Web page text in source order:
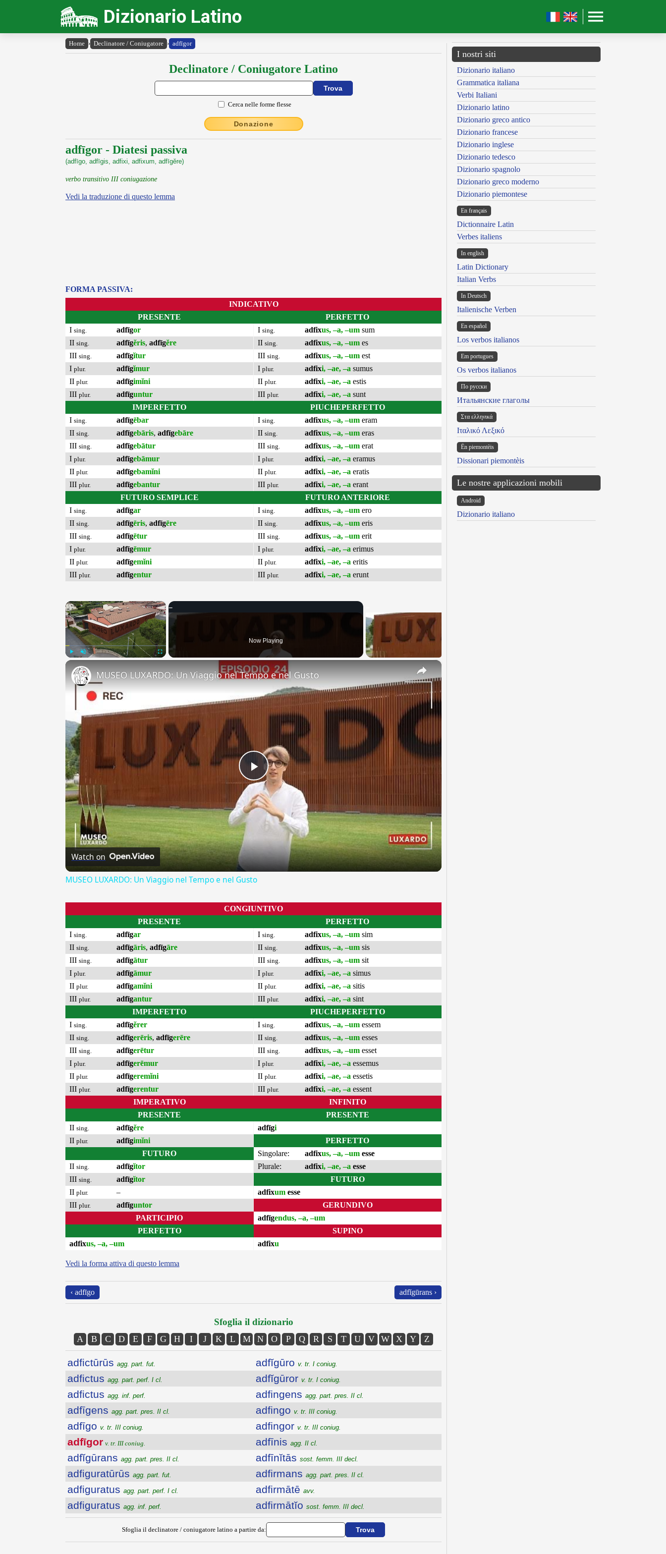
Dizionario Latino
Home › Declinatore / Coniugatore › adfīgor
Declinatore / Coniugatore Latino
Cerca nelle forme flesse
Donazione
adfīgor - Diatesi passiva
(adfīgo, adfīgis, adfixi, adfixum, adfīgĕre)
verbo transitivo III coniugazione
Vedi la traduzione di questo lemma
FORMA PASSIVA:
INDICATIVO
PRESENTE
I sing. adfīgor
II sing. adfīgĕris, adfīgĕre
III sing. adfīgĭtur
I plur. adfīgĭmur
II plur. adfīgimĭni
III plur. adfīguntur
IMPERFETTO
I sing. adfīgēbar
II sing. adfīgebāris, adfīgebāre
III sing. adfīgebātur
I plur. adfīgebāmur
II plur. adfīgebamĭni
III plur. adfīgebantur
FUTURO SEMPLICE
I sing. adfīgar
II sing. adfīgēris, adfīgēre
III sing. adfīgētur
I plur. adfīgēmur
II plur. adfīgemĭni
III plur. adfīgentur
PERFETTO
I sing. adfixus, –a, –um sum
II sing. adfixus, –a, –um es
III sing. adfixus, –a, –um est
I plur. adfixi, –ae, –a sumus
II plur. adfixi, –ae, –a estis
III plur. adfixi, –ae, –a sunt
PIUCHEPERFETTO
I sing. adfixus, –a, –um eram
II sing. adfixus, –a, –um eras
III sing. adfixus, –a, –um erat
I plur. adfixi, –ae, –a eramus
II plur. adfixi, –ae, –a eratis
III plur. adfixi, –ae, –a erant
FUTURO ANTERIORE
I sing. adfixus, –a, –um ero
II sing. adfixus, –a, –um eris
III sing. adfixus, –a, –um erit
I plur. adfixi, –ae, –a erimus
II plur. adfixi, –ae, –a eritis
III plur. adfixi, –ae, –a erunt
×
Now Playing
×
Play
Video
MUSEO LUXARDO: Un Viaggio nel Tempo e nel Gusto
Watch on
MUSEO LUXARDO: Un Viaggio nel Tempo e nel Gusto
CONGIUNTIVO
PRESENTE
I sing. adfīgar
II sing. adfīgāris, adfīgāre
III sing. adfīgātur
I plur. adfīgāmur
II plur. adfīgamĭni
III plur. adfīgantur
IMPERFETTO
I sing. adfīgĕrer
II sing. adfīgerēris, adfīgerēre
III sing. adfīgerētur
I plur. adfīgerēmur
II plur. adfīgeremĭni
III plur. adfīgerentur
PERFETTO
I sing. adfixus, –a, –um sim
II sing. adfixus, –a, –um sis
III sing. adfixus, –a, –um sit
I plur. adfixi, –ae, –a simus
II plur. adfixi, –ae, –a sitis
III plur. adfixi, –ae, –a sint
PIUCHEPERFETTO
I sing. adfixus, –a, –um essem
II sing. adfixus, –a, –um esses
III sing. adfixus, –a, –um esset
I plur. adfixi, –ae, –a essemus
II plur. adfixi, –ae, –a essetis
III plur. adfixi, –ae, –a essent
IMPERATIVO
PRESENTE
II sing. adfīgĕre
II plur. adfīgimĭni
FUTURO
II sing. adfīgĭtor
III sing. adfīgĭtor
II plur.
–
III plur. adfīguntor
PARTICIPIO
PERFETTO
adfixus, –a, –um
INFINITO
PRESENTE
adfīgi
PERFETTO
Singolare:
adfixus, –a, –um esse
Plurale:
adfixi, –ae, –a esse
FUTURO
adfixum esse
GERUNDIVO
adfīgendus, –a, –um
SUPINO
adfixu
Vedi la forma attiva di questo lemma
‹ adfīgo adfĭgūrans ›
Sfoglia il dizionario
A B C D E F G H I J K L M N O P Q R S T U V W X Y Z
adfictūrūs agg. part. fut.
adfictus agg. part. perf. I cl.
adfictus agg. inf. perf.
adfīgens agg. part. pres. II cl.
adfīgo v. tr. III coniug.
adfīgor v. tr. III coniug.
adfĭgūrans agg. part. pres. II cl.
adfiguratūrūs agg. part. fut.
adfiguratus agg. part. perf. I cl.
adfiguratus agg. inf. perf.
adfĭgūro v. tr. I coniug.
adfĭgūror v. tr. I coniug.
adfingens agg. part. pres. II cl.
adfingo v. tr. III coniug.
adfingor v. tr. III coniug.
adfīnis agg. II cl.
adfīnĭtās sost. femm. III decl.
adfirmans agg. part. pres. II cl.
adfirmātē avv.
adfirmātĭo sost. femm. III decl.
Sfoglia il declinatore / coniugatore latino a partire da:
I nostri siti
Dizionario italiano
Grammatica italiana
Verbi Italiani
Dizionario latino
Dizionario greco antico
Dizionario francese
Dizionario inglese
Dizionario tedesco
Dizionario spagnolo
Dizionario greco moderno
Dizionario piemontese
En français
Dictionnaire Latin
Verbes italiens
In english
Latin Dictionary
Italian Verbs
In Deutsch
Italienische Verben
En español
Los verbos italianos
Em portugues
Os verbos italianos
По русски
Итальянские глаголы
Στα ελληνικά
Ιταλικό Λεξικό
Ën piemontèis
Dissionari piemontèis
Le nostre applicazioni mobili
Android
Dizionario italiano